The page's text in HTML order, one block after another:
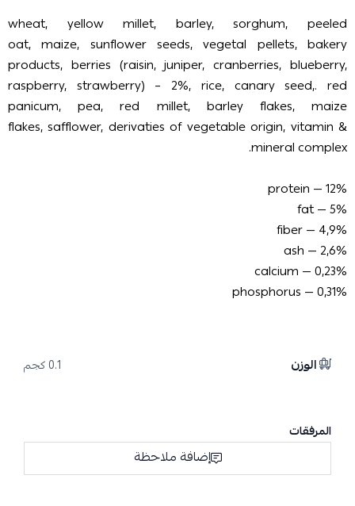
wheat, yellow millet, barley, sorghum, peeled
oat, maize, sunflower seeds, vegetal pellets, bakery
products, berries (raisin, juniper, cranberries, blueberry,
raspberry, strawberry) – 2%, rice, canary seed,. red
panicum, pea, red millet, barley flakes, maize
flakes, safflower, derivaties of vegetable origin, vitamin &
mineral complex.
protein — 12%
fat — 5%
fiber — 4,9%
ash — 2,6%
calcium — 0,23%
phosphorus — 0,31%
الوزن 0.1 كجم
المرفقات
إضافة ملاحظة